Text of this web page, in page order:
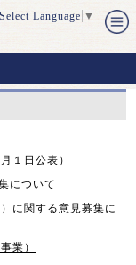
Select Language ▼
１日公表）
について
に関する意見募集に
業）